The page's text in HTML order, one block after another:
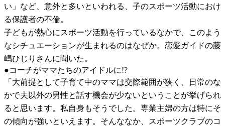
い」など、意外と多いといわれる、子のスポーツ活動におけ
る保護者の不倫。
子どもが熱心にスポーツ活動を行っているなかで、このよう
なシチュエーションが生まれるのはなぜか。恋愛ガイドの藤
嶋ひじりさんに聞いた。
●コーチがママたちのアイドルに!?
「大前提として子育て中のママは交際範囲が狭く、日常のな
かで夫以外の男性と話す機会が少ないということが挙げられ
ると思います。私自身もそうでした。専業主婦の方は特にそ
の傾向が強いといえます。そんななか、スポーツクラブのコ